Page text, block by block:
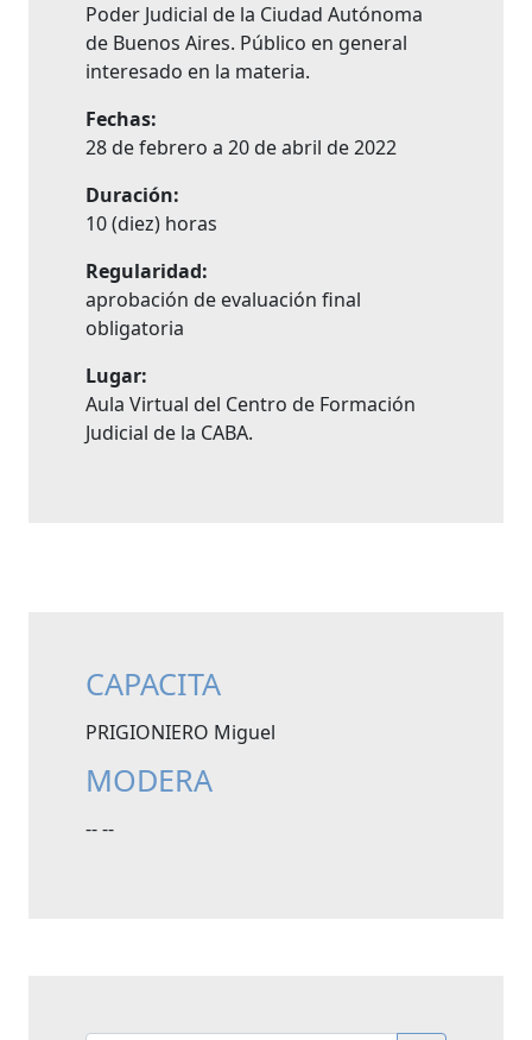
Poder Judicial de la Ciudad Autónoma
de Buenos Aires. Público en general
interesado en la materia.
Fechas:
28 de febrero a 20 de abril de 2022
Duración:
10 (diez) horas
Regularidad:
aprobación de evaluación final
obligatoria
Lugar:
Aula Virtual del Centro de Formación
Judicial de la CABA.
CAPACITA
PRIGIONIERO Miguel
MODERA
-- --